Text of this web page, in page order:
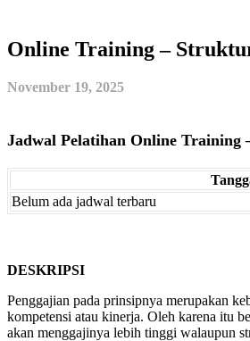
Online Training –
November 19, 2025
Jadwal Pelatihan Online Training
Belum ada jadwal terbaru
DESKRIPSI
Penggajian pada prinsipnya merupakan
kompetensi atau kinerja. Oleh karena itu
akan menggajinya lebih tinggi walaupun